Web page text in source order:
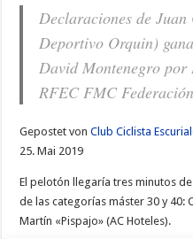
Declaraciones de
Deportivo Orquin)
David Montenegro por
RFEC FMC
Gepostet vonClub Ciclista
25. Mai 2019
El pelotón llegaría tres minutos
de las categorías máster 30 y 40:
Martín «Pispajo» (AC Hoteles).